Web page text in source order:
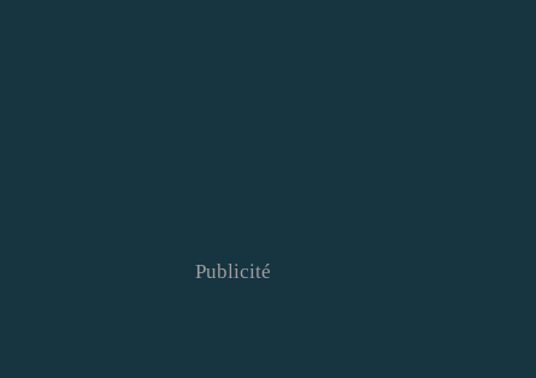
Publicité